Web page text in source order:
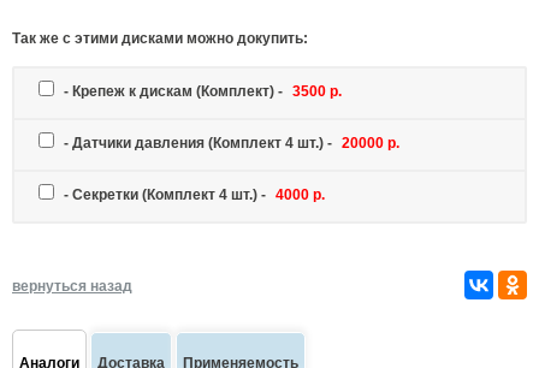
Так же c этими дисками можно докупить:
- Крепеж к дискам (Комплект) - 3500 р.
- Датчики давления (Комплект 4 шт.) - 20000 р.
- Секретки (Комплект 4 шт.) - 4000 р.
вернуться назад
Аналоги Доставка Применяемость